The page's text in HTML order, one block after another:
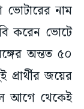
নাম
করেন ভোটে
অন্তত ৫০
জয়ের
আগে থেকেই